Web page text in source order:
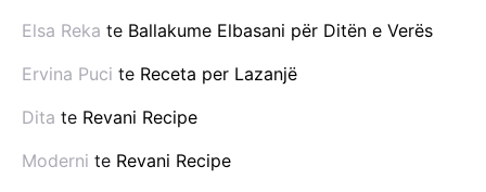
Elsa Reka te Ballakume Elbasani për Ditën e Verës
Ervina Puci te Receta per Lazanjë
Dita te Revani Recipe
Moderni te Revani Recipe